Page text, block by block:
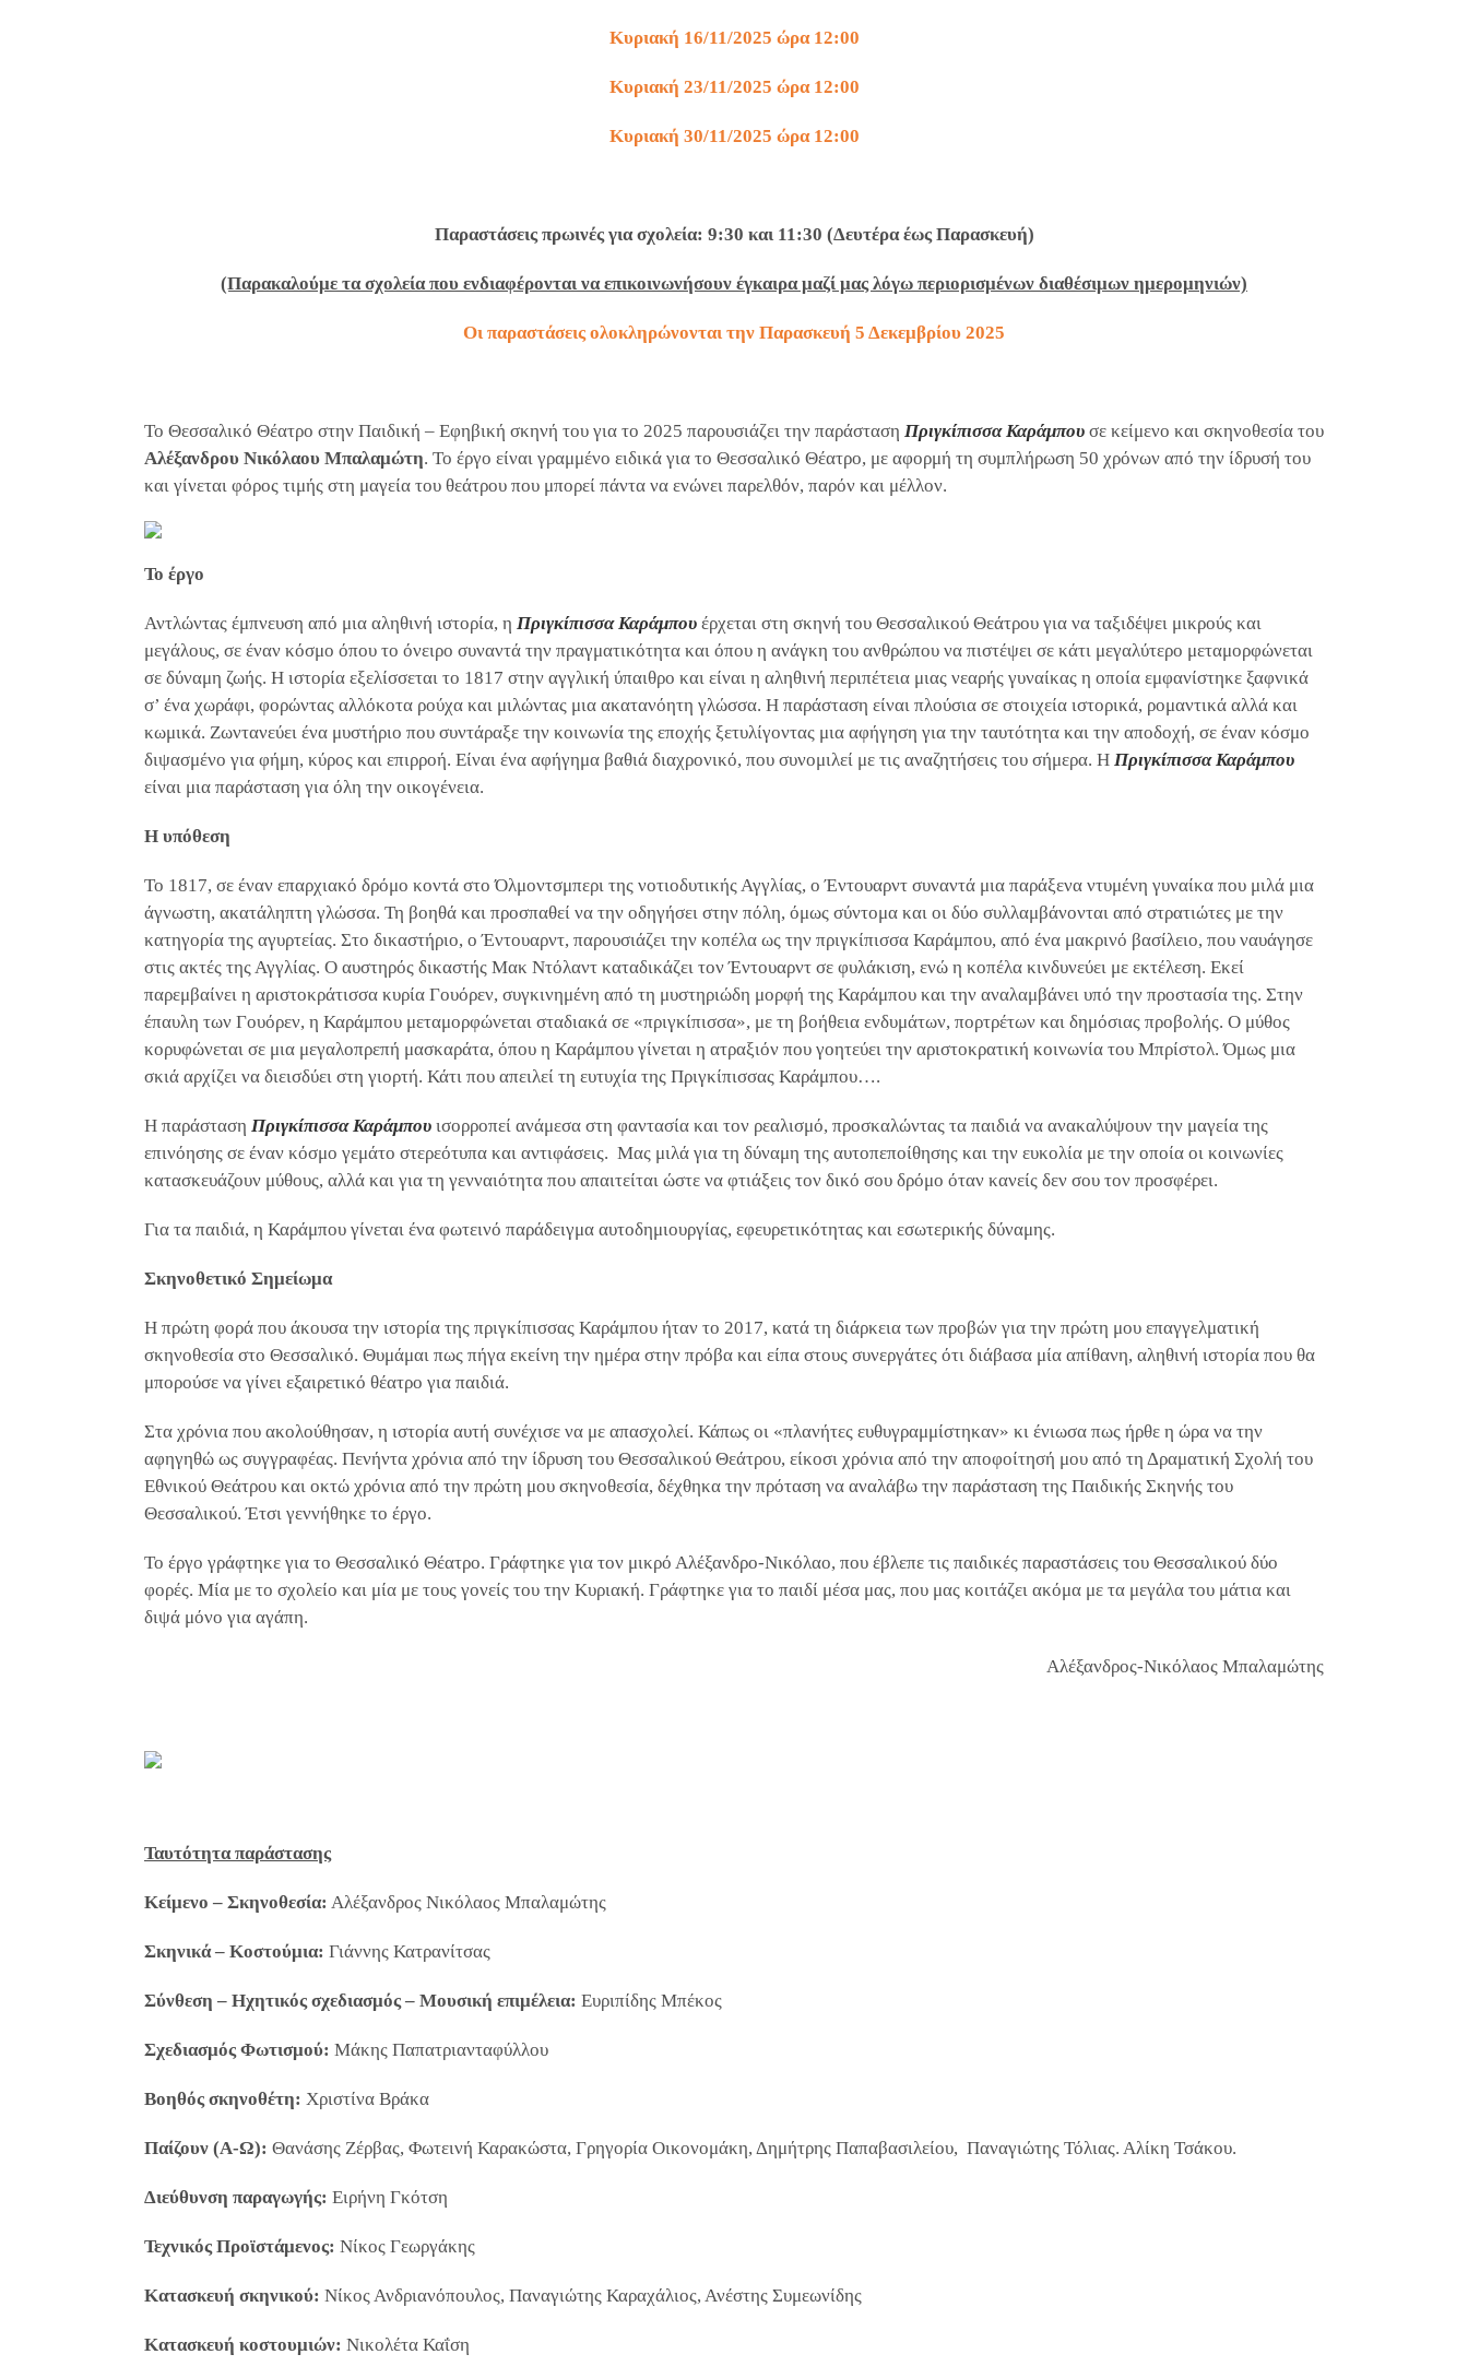
Κυριακή 16/11/2025 ώρα 12:00
Κυριακή 23/11/2025 ώρα 12:00
Κυριακή 30/11/2025 ώρα 12:00
Παραστάσεις πρωινές για σχολεία: 9:30 και 11:30 (Δευτέρα έως Παρασκευή)
(Παρακαλούμε τα σχολεία που ενδιαφέρονται να επικοινωνήσουν έγκαιρα μαζί μας λόγω περιορισμένων διαθέσιμων ημερομηνιών)
Οι παραστάσεις ολοκληρώνονται την Παρασκευή 5 Δεκεμβρίου 2025
Το Θεσσαλικό Θέατρο στην Παιδική – Εφηβική σκηνή του για το 2025 παρουσιάζει την παράσταση Πριγκίπισσα Καράμπου σε κείμενο και σκηνοθεσία του
Αλέξανδρου Νικόλαου Μπαλαμώτη. Το έργο είναι γραμμένο ειδικά για το Θεσσαλικό Θέατρο, με αφορμή τη συμπλήρωση 50 χρόνων από την ίδρυσή του
και γίνεται φόρος τιμής στη μαγεία του θεάτρου που μπορεί πάντα να ενώνει παρελθόν, παρόν και μέλλον.
Το έργο
Αντλώντας έμπνευση από μια αληθινή ιστορία, η Πριγκίπισσα Καράμπου έρχεται στη σκηνή του Θεσσαλικού Θεάτρου για να ταξιδέψει μικρούς και
μεγάλους, σε έναν κόσμο όπου το όνειρο συναντά την πραγματικότητα και όπου η ανάγκη του ανθρώπου να πιστέψει σε κάτι μεγαλύτερο μεταμορφώνεται
σε δύναμη ζωής. Η ιστορία εξελίσσεται το 1817 στην αγγλική ύπαιθρο και είναι η αληθινή περιπέτεια μιας νεαρής γυναίκας η οποία εμφανίστηκε ξαφνικά
σ’ ένα χωράφι, φορώντας αλλόκοτα ρούχα και μιλώντας μια ακατανόητη γλώσσα. Η παράσταση είναι πλούσια σε στοιχεία ιστορικά, ρομαντικά αλλά και
κωμικά. Ζωντανεύει ένα μυστήριο που συντάραξε την κοινωνία της εποχής ξετυλίγοντας μια αφήγηση για την ταυτότητα και την αποδοχή, σε έναν κόσμο
διψασμένο για φήμη, κύρος και επιρροή. Είναι ένα αφήγημα βαθιά διαχρονικό, που συνομιλεί με τις αναζητήσεις του σήμερα. Η Πριγκίπισσα Καράμπου
είναι μια παράσταση για όλη την οικογένεια.
Η υπόθεση
Το 1817, σε έναν επαρχιακό δρόμο κοντά στο Όλμοντσμπερι της νοτιοδυτικής Αγγλίας, ο Έντουαρντ συναντά μια παράξενα ντυμένη γυναίκα που μιλά μια
άγνωστη, ακατάληπτη γλώσσα. Τη βοηθά και προσπαθεί να την οδηγήσει στην πόλη, όμως σύντομα και οι δύο συλλαμβάνονται από στρατιώτες με την
κατηγορία της αγυρτείας. Στο δικαστήριο, ο Έντουαρντ, παρουσιάζει την κοπέλα ως την πριγκίπισσα Καράμπου, από ένα μακρινό βασίλειο, που ναυάγησε
στις ακτές της Αγγλίας. Ο αυστηρός δικαστής Μακ Ντόλαντ καταδικάζει τον Έντουαρντ σε φυλάκιση, ενώ η κοπέλα κινδυνεύει με εκτέλεση. Εκεί
παρεμβαίνει η αριστοκράτισσα κυρία Γουόρεν, συγκινημένη από τη μυστηριώδη μορφή της Καράμπου και την αναλαμβάνει υπό την προστασία της. Στην
έπαυλη των Γουόρεν, η Καράμπου μεταμορφώνεται σταδιακά σε «πριγκίπισσα», με τη βοήθεια ενδυμάτων, πορτρέτων και δημόσιας προβολής. Ο μύθος
κορυφώνεται σε μια μεγαλοπρεπή μασκαράτα, όπου η Καράμπου γίνεται η ατραξιόν που γοητεύει την αριστοκρατική κοινωνία του Μπρίστολ. Όμως μια
σκιά αρχίζει να διεισδύει στη γιορτή. Κάτι που απειλεί τη ευτυχία της Πριγκίπισσας Καράμπου….
Η παράσταση Πριγκίπισσα Καράμπου ισορροπεί ανάμεσα στη φαντασία και τον ρεαλισμό, προσκαλώντας τα παιδιά να ανακαλύψουν την μαγεία της
επινόησης σε έναν κόσμο γεμάτο στερεότυπα και αντιφάσεις. Μας μιλά για τη δύναμη της αυτοπεποίθησης και την ευκολία με την οποία οι κοινωνίες
κατασκευάζουν μύθους, αλλά και για τη γενναιότητα που απαιτείται ώστε να φτιάξεις τον δικό σου δρόμο όταν κανείς δεν σου τον προσφέρει.
Για τα παιδιά, η Καράμπου γίνεται ένα φωτεινό παράδειγμα αυτοδημιουργίας, εφευρετικότητας και εσωτερικής δύναμης.
Σκηνοθετικό Σημείωμα
Η πρώτη φορά που άκουσα την ιστορία της πριγκίπισσας Καράμπου ήταν το 2017, κατά τη διάρκεια των προβών για την πρώτη μου επαγγελματική
σκηνοθεσία στο Θεσσαλικό. Θυμάμαι πως πήγα εκείνη την ημέρα στην πρόβα και είπα στους συνεργάτες ότι διάβασα μία απίθανη, αληθινή ιστορία που θα
μπορούσε να γίνει εξαιρετικό θέατρο για παιδιά.
Στα χρόνια που ακολούθησαν, η ιστορία αυτή συνέχισε να με απασχολεί. Κάπως οι «πλανήτες ευθυγραμμίστηκαν» κι ένιωσα πως ήρθε η ώρα να την
αφηγηθώ ως συγγραφέας. Πενήντα χρόνια από την ίδρυση του Θεσσαλικού Θεάτρου, είκοσι χρόνια από την αποφοίτησή μου από τη Δραματική Σχολή του
Εθνικού Θεάτρου και οκτώ χρόνια από την πρώτη μου σκηνοθεσία, δέχθηκα την πρόταση να αναλάβω την παράσταση της Παιδικής Σκηνής του
Θεσσαλικού. Έτσι γεννήθηκε το έργο.
Το έργο γράφτηκε για το Θεσσαλικό Θέατρο. Γράφτηκε για τον μικρό Αλέξανδρο-Νικόλαο, που έβλεπε τις παιδικές παραστάσεις του Θεσσαλικού δύο
φορές. Μία με το σχολείο και μία με τους γονείς του την Κυριακή. Γράφτηκε για το παιδί μέσα μας, που μας κοιτάζει ακόμα με τα μεγάλα του μάτια και
διψά μόνο για αγάπη.
Αλέξανδρος-Νικόλαος Μπαλαμώτης
Ταυτότητα παράστασης
Κείμενο – Σκηνοθεσία: Αλέξανδρος Νικόλαος Μπαλαμώτης
Σκηνικά – Κοστούμια: Γιάννης Κατρανίτσας
Σύνθεση – Ηχητικός σχεδιασμός – Μουσική επιμέλεια: Ευριπίδης Μπέκος
Σχεδιασμός Φωτισμού: Μάκης Παπατριανταφύλλου
Βοηθός σκηνοθέτη: Χριστίνα Βράκα
Παίζουν (Α-Ω): Θανάσης Ζέρβας, Φωτεινή Καρακώστα, Γρηγορία Οικονομάκη, Δημήτρης Παπαβασιλείου, Παναγιώτης Τόλιας. Αλίκη Τσάκου.
Διεύθυνση παραγωγής: Ειρήνη Γκότση
Τεχνικός Προϊστάμενος: Νίκος Γεωργάκης
Κατασκευή σκηνικού: Νίκος Ανδριανόπουλος, Παναγιώτης Καραχάλιος, Ανέστης Συμεωνίδης
Κατασκευή κοστουμιών: Νικολέτα Καΐση